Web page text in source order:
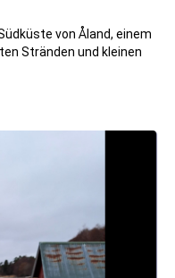
von Åland, einem
Stränden und kleinen